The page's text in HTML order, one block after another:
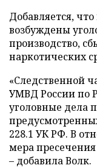
Добавляется,
возбуждены
производство,
наркотических
«Следственной
УМВД России по
уголовные дела
предусмотренных
228.1 УК РФ. В
мера
– добавила Волк.